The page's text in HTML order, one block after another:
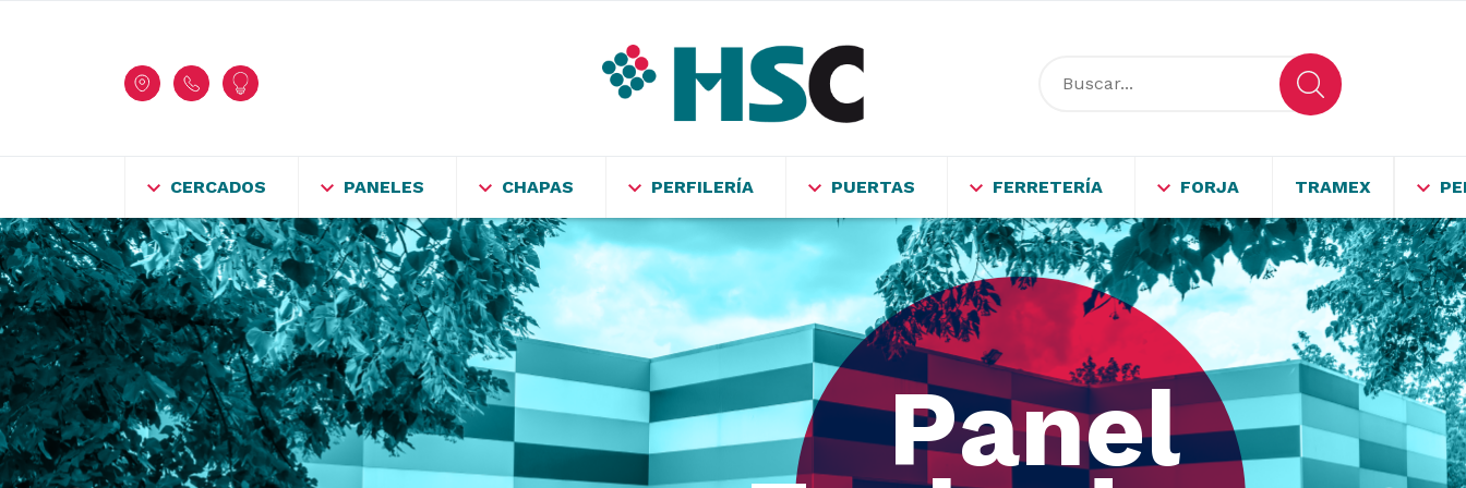
CERCADOS PANELES CHAPAS PERFILERÍA PUERTAS FERRETERÍA FORJA TRAMEX
Paneles